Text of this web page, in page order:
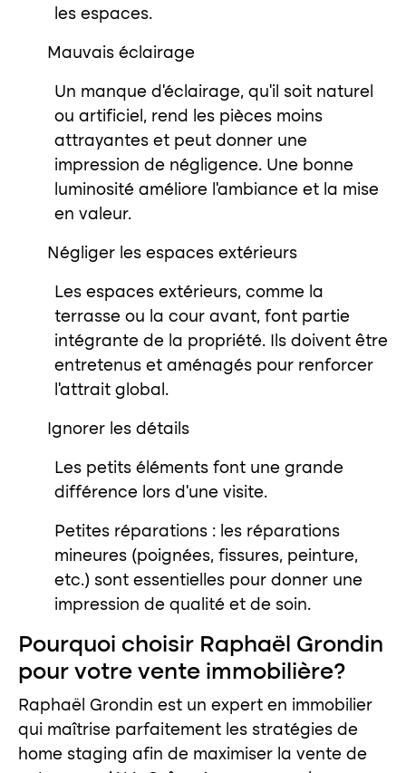
les espaces.
Mauvais éclairage
Un manque d’éclairage, qu’il soit naturel
ou artificiel, rend les pièces moins
attrayantes et peut donner une
impression de négligence. Une bonne
luminosité améliore l’ambiance et la mise
en valeur.
Négliger les espaces extérieurs
Les espaces extérieurs, comme la
terrasse ou la cour avant, font partie
intégrante de la propriété. Ils doivent être
entretenus et aménagés pour renforcer
l’attrait global.
Ignorer les détails
Les petits éléments font une grande
différence lors d’une visite.
Petites réparations : les réparations
mineures (poignées, fissures, peinture,
etc.) sont essentielles pour donner une
impression de qualité et de soin.
Pourquoi choisir Raphaël Grondin
pour votre vente immobilière?
Raphaël Grondin est un expert en immobilier
qui maîtrise parfaitement les stratégies de
home staging afin de maximiser la vente de